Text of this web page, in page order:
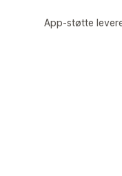
App-støtte